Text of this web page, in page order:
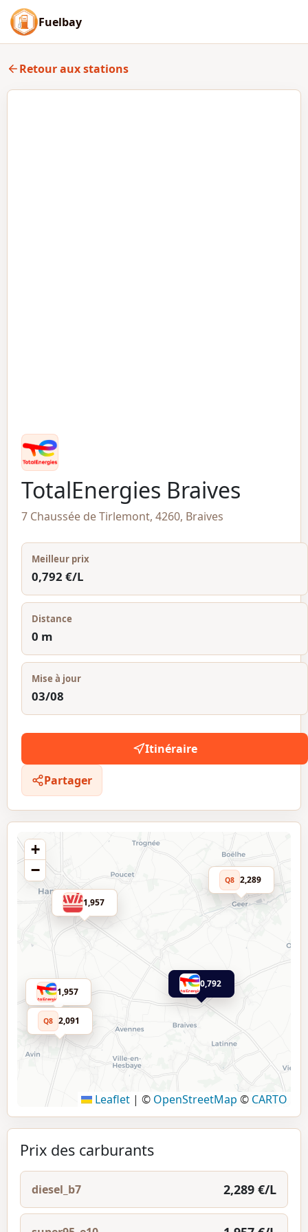
Fuelbay
Retour aux stations
TotalEnergies Braives
7 Chaussée de Tirlemont, 4260, Braives
Meilleur prix
0,792 €/L
Distance
0 m
Mise à jour
03/08
Itinéraire
Partager
0,792
Q8
2,289
1,957
1,957
Q8 2,091
+
−
Leaflet | © OpenStreetMap © CARTO
Prix des carburants
diesel_b7 2,289 €/L